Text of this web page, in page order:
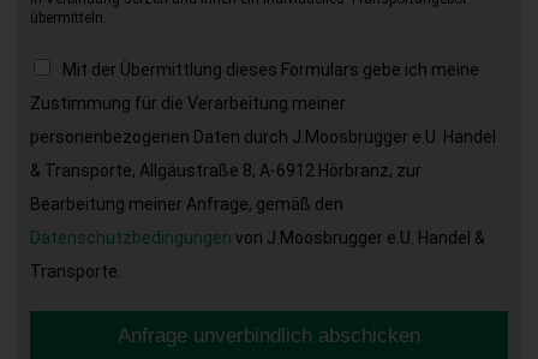
übermitteln.
Mit der Übermittlung dieses Formulars gebe ich meine
Zustimmung für die Verarbeitung meiner
personenbezogenen Daten durch J.Moosbrugger e.U. Handel
& Transporte, Allgäustraße 8, A-6912 Hörbranz, zur
Bearbeitung meiner Anfrage, gemäß den
Datenschutzbedingungen von J.Moosbrugger e.U. Handel &
Transporte.
Anfrage unverbindlich abschicken